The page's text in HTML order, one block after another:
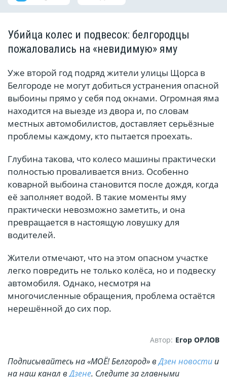
Убийца колес и подвесок: белгородцы
пожаловались на «невидимую» яму
Уже второй год подряд жители улицы Щорса в
Белгороде не могут добиться устранения опасной
выбоины прямо у себя под окнами. Огромная яма
находится на выезде из двора и, по словам
местных автомобилистов, доставляет серьёзные
проблемы каждому, кто пытается проехать.
Глубина такова, что колесо машины практически
полностью проваливается вниз. Особенно
коварной выбоина становится после дождя, когда
её заполняет водой. В такие моменты яму
практически невозможно заметить, и она
превращается в настоящую ловушку для
водителей.
Жители отмечают, что на этом опасном участке
легко повредить не только колёса, но и подвеску
автомобиля. Однако, несмотря на
многочисленные обращения, проблема остаётся
нерешённой до сих пор.
Автор: Егор ОРЛОВ
Подписывайтесь на «МОЁ! Белгород» вДзен новости и
на наш канал вДзене. Cледите за главными